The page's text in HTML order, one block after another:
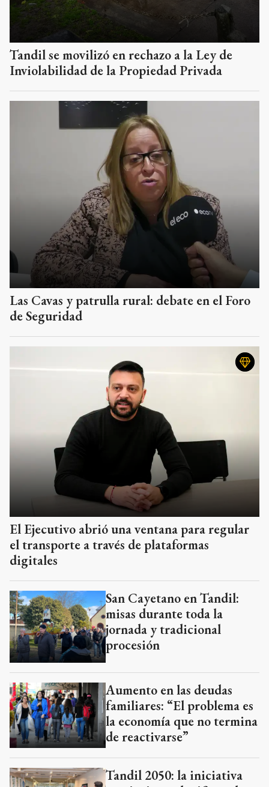
Las Cavas y patrulla rural: debate en el Foro
de Seguridad
El Ejecutivo abrió una ventana para regular
el transporte a través de plataformas
digitales
San Cayetano en Tandil:
misas durante toda la
jornada y tradicional
procesión
Aumento en las deudas
familiares: “El problema es
la economía que no termina
de reactivarse”
Tandil 2050: la iniciativa
que invita a planificar el
futuro de la ciudad desde el
presente
LA CIUDAD Añadir como fuente en